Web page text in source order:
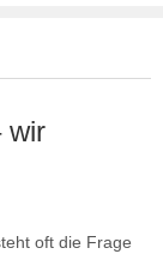
wir
oft die Frage